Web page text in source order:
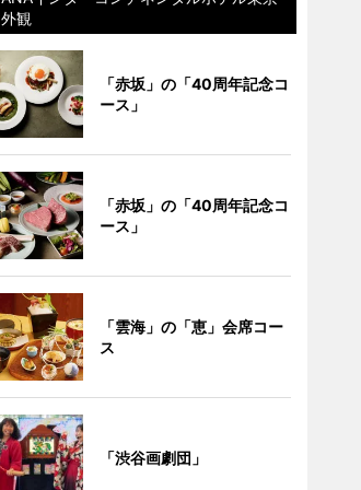
外観
「赤坂」の「40周年記念コ
ース」
「赤坂」の「40周年記念コ
ース」
「雲海」の「恵」会席コー
ス
「渋谷画劇団」